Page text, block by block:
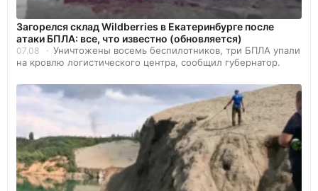
Загорелся склад Wildberries в Екатеринбурге после
атаки БПЛА: все, что известно (обновляется)
07.08
Уничтожены восемь беспилотников, три БПЛА упали
на кровлю логистического центра, сообщил губернатор.